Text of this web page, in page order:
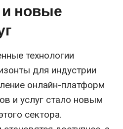
новые
технологии
для индустрии
онлайн-платформ
и услуг стало новым
сектора.